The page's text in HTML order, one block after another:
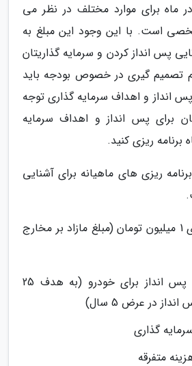
ماه برای موارد مختلف در نظر می
است. با این وجود این مبلغ به
پس انداز کردن و سرمایه گذاریتان
تصمیم گیری در خصوص بودجه باید
پس انداز و اهداف سرمایه گذاری توجه
برای پس انداز و اهداف سرمایه
برنامه ریزی کنید.
ریزی های ماهیانه برای آشنایی
برنامه ریزی مالی برای 1 میلیون تومان (مبلغ مازاد بر مخارج
420 هزار تومان پس انداز برای خودرو (به هدف 25
در عرض 5 سال)